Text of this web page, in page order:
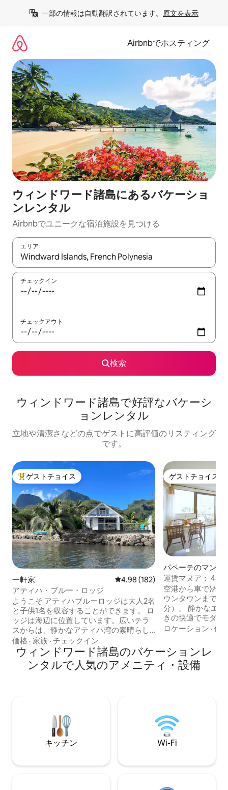
一部の情報は自動翻訳されています。 原文を表示
Airbnbでホスティング
ウィンドワード諸島にあるバケーショ
ンレンタル
Airbnbでユニークな宿泊施設を見つける
エリア
検索結果が表示されたら、上下の矢印キーを使って移動するか
チェックイン
チェックアウト
検索
ウィンドワード諸島で好評なバケーシ
ョンレンタル
立地や清潔さなどの点でゲストに高評価のリスティング
です。
大好評のゲストチョイスです。
ゲストチョイス
一軒家 レビュー182件、5つ星中4.98つ
4.98 (182)
アティハ・ブルー・ロッジ
ようこそ アティハブルーロッジは大人2名
と子供1名を収容することができます。 ロ
ッジは海辺に位置しています。広いテラ
スからは、静かなアティハ湾の素晴らし
い景色を眺めることができ、小さな灰色
の砂浜に直接アクセスできます。カヤッ
クやサーフィンもすぐその向かい側でで
きます。 内容： 海を望むメインベッドル
テラス。 リクエストに応じてカヤック、
バーベキュー、自転車をご利用いただけ
ます。 皆様のお越しをお待ちしておりま
価格 · 家族 · チェックイン
ゲストチョイス
ゲストチョイス
パペーテのマンシ
パート
運賃マヌア： 45
エアコン、Wi - Fi
空港から車で⟩わ
ウンタウンまで徒
分）。 静かなエリアでは、バルコニー付
きの快適でモダ
トルの料金マヌ
た。 ⟶ 整形外科
ソファベッド。
なWi - Fi。 ⟶ エ
ロケーション ·価
ウィンドワード諸島のバケーションレ
ンタルで人気のアメニティ・設備
キッチン Wi-Fi